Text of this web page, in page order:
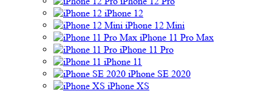
iPhone 12
iPhone 12 Mini
iPhone 11 Pro Max
iPhone 11 Pro
iPhone 11
iPhone SE 2020
iPhone XS